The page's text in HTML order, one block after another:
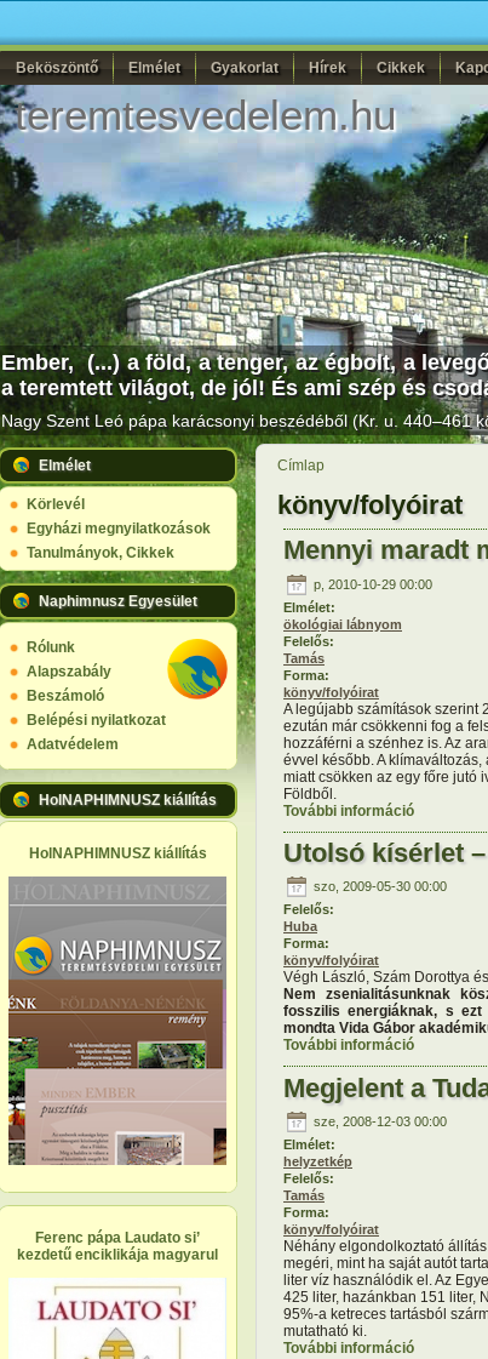
Beköszöntő Elmélet Gyakorlat Hírek Cikkek
teremtesvedelem.hu
Ember, (...) a föld, a tenger, az égbolt, a
a teremtett világot, de jól! És ami szép és
Nagy Szent Leó pápa karácsonyi beszédéből (Kr. u. 440–461
Elmélet
Körlevél
Egyházi megnyilatkozások
Tanulmányok, Cikkek
Naphimnusz Egyesület
Rólunk
Alapszabály
Beszámoló
Belépési nyilatkozat
Adatvédelem
HolNAPHIMNUSZ kiállítás
HolNAPHIMNUSZ kiállítás
Ferenc pápa Laudato si’
kezdetű enciklikája magyarul
Címlap
könyv/folyóirat
Mennyi maradt
p, 2010-10-29 00:00
Elmélet:
ökológiai lábnyom
Felelős:
Tamás
Forma:
könyv/folyóirat
A legújabb számítások szerint
ezután már csökkenni fog a
hozzáférni a szénhez is. Az
évvel később. A
miatt csökken az egy főre jutó
Földből.
További információ
Utolsó kísérlet
szo, 2009-05-30 00:00
Felelős:
Huba
Forma:
könyv/folyóirat
Végh László, Szám Dorottya
Nem zsenialitásunknak
fosszilis energiáknak, s
mondta Vida Gábor
További információ
Megjelent a
sze, 2008-12-03 00:00
Elmélet:
helyzetkép
Felelős:
Tamás
Forma:
könyv/folyóirat
Néhány elgondolkoztató
megéri, mint ha saját autót
liter víz használódik el. Az
425 liter, hazánkban 151 liter,
95%-a ketreces tartásból
mutatható ki.
További információ